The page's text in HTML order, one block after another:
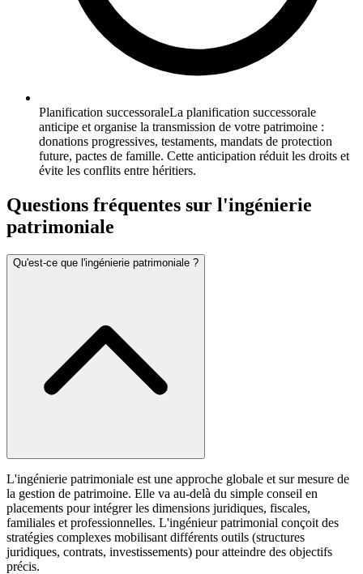
Planification successoraleLa planification successorale
anticipe et organise la transmission de votre patrimoine :
donations progressives, testaments, mandats de protection
future, pactes de famille. Cette anticipation réduit les droits et
évite les conflits entre héritiers.
Questions fréquentes sur l'ingénierie
patrimoniale
Qu'est-ce que l'ingénierie patrimoniale ?
L'ingénierie patrimoniale est une approche globale et sur mesure de
la gestion de patrimoine. Elle va au-delà du simple conseil en
placements pour intégrer les dimensions juridiques, fiscales,
familiales et professionnelles. L'ingénieur patrimonial conçoit des
stratégies complexes mobilisant différents outils (structures
juridiques, contrats, investissements) pour atteindre des objectifs
précis.